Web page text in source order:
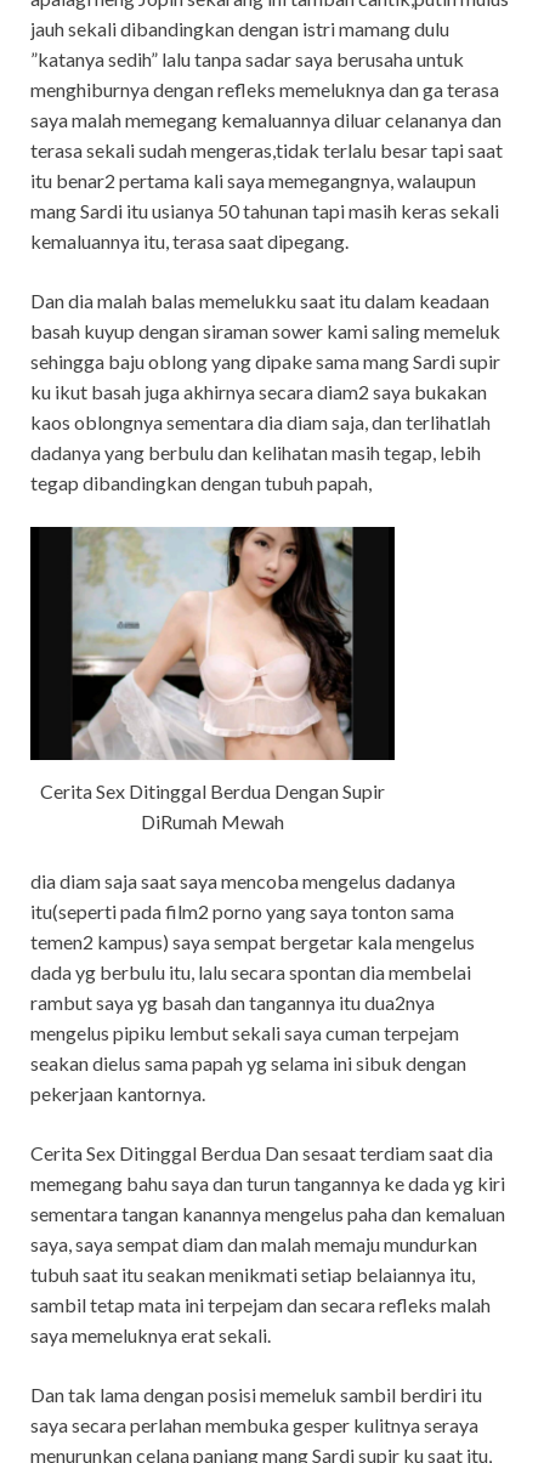
jauh sekali dibandingkan dengan istri mamang dulu
”katanya sedih” lalu tanpa sadar saya berusaha untuk
menghiburnya dengan refleks memeluknya dan ga terasa
saya malah memegang kemaluannya diluar celananya dan
terasa sekali sudah mengeras,tidak terlalu besar tapi saat
itu benar2 pertama kali saya memegangnya, walaupun
mang Sardi itu usianya 50 tahunan tapi masih keras sekali
kemaluannya itu, terasa saat dipegang.
Dan dia malah balas memelukku saat itu dalam keadaan
basah kuyup dengan siraman sower kami saling memeluk
sehingga baju oblong yang dipake sama mang Sardi supir
ku ikut basah juga akhirnya secara diam2 saya bukakan
kaos oblongnya sementara dia diam saja, dan terlihatlah
dadanya yang berbulu dan kelihatan masih tegap, lebih
tegap dibandingkan dengan tubuh papah,
Cerita Sex Ditinggal Berdua Dengan Supir
DiRumah Mewah
dia diam saja saat saya mencoba mengelus dadanya
itu(seperti pada film2 porno yang saya tonton sama
temen2 kampus) saya sempat bergetar kala mengelus
dada yg berbulu itu, lalu secara spontan dia membelai
rambut saya yg basah dan tangannya itu dua2nya
mengelus pipiku lembut sekali saya cuman terpejam
seakan dielus sama papah yg selama ini sibuk dengan
pekerjaan kantornya.
Cerita Sex Ditinggal Berdua Dan sesaat terdiam saat dia
memegang bahu saya dan turun tangannya ke dada yg kiri
sementara tangan kanannya mengelus paha dan kemaluan
saya, saya sempat diam dan malah memaju mundurkan
tubuh saat itu seakan menikmati setiap belaiannya itu,
sambil tetap mata ini terpejam dan secara refleks malah
saya memeluknya erat sekali.
Dan tak lama dengan posisi memeluk sambil berdiri itu
saya secara perlahan membuka gesper kulitnya seraya
menurunkan celana panjang mang Sardi supir ku saat itu,